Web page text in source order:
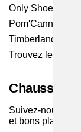
Only Shoes
Pom'Cannelle
Timberland
Trouvez le
Suivez-nous sur
et bons plans !